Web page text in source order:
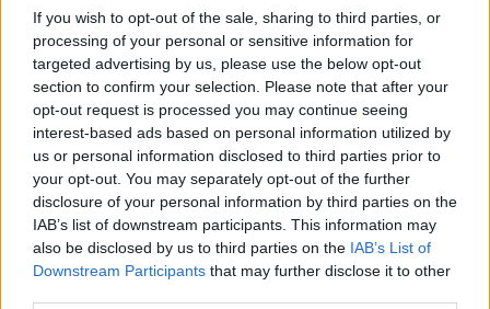
If you wish to opt-out of the sale, sharing to third parties, or
processing of your personal or sensitive information for
targeted advertising by us, please use the below opt-out
section to confirm your selection. Please note that after your
opt-out request is processed you may continue seeing
interest-based ads based on personal information utilized by
us or personal information disclosed to third parties prior to
your opt-out. You may separately opt-out of the further
disclosure of your personal information by third parties on the
IAB’s list of downstream participants. This information may
also be disclosed by us to third parties on the IAB’s List of
Downstream Participants that may further disclose it to other
LO MÁS LEÍDO
Jaén
Un turismo colisiona contra un
camión de reparto de bombonas
en la calle Eduardo García-
Triviño López en Jaén